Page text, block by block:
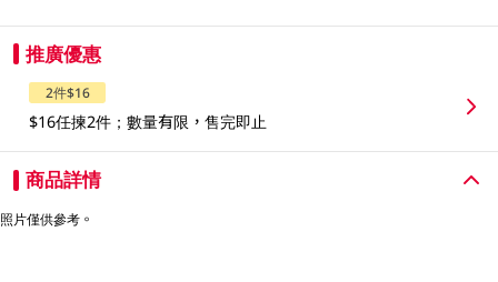
推廣優惠
2件$16
$16任揀2件；數量有限，售完即止
商品詳情
照片僅供參考。